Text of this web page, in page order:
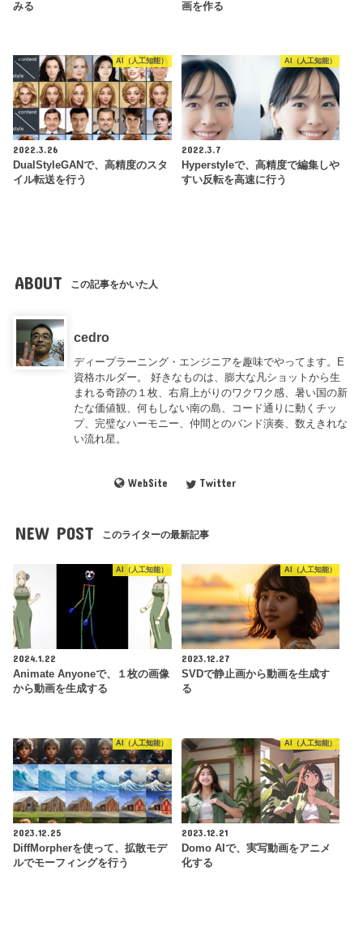
みる
画を作る
AI（人工知能）
2022.3.26
DualStyleGANで、高精度のスタ
イル転送を行う
AI（人工知能）
2022.3.7
Hyperstyleで、高精度で編集しや
すい反転を高速に行う
ABOUT この記事をかいた人
cedro
ディープラーニング・エンジニアを趣味でやってます。E
資格ホルダー。 好きなものは、膨大な凡ショットから生
まれる奇跡の１枚、右肩上がりのワクワク感、暑い国の新
たな価値観、何もしない南の島、コード通りに動くチッ
プ、完璧なハーモニー、仲間とのバンド演奏、数えきれな
い流れ星。
WebSite Twitter
NEW POST このライターの最新記事
AI（人工知能）
2024.1.22
Animate Anyoneで、１枚の画像
から動画を生成する
AI（人工知能）
2023.12.27
SVDで静止画から動画を生成す
る
AI（人工知能）
2023.12.25
DiffMorpherを使って、拡散モデ
ルでモーフィングを行う
AI（人工知能）
2023.12.21
Domo AIで、実写動画をアニメ
化する